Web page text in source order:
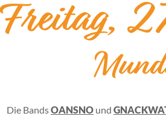
Freitag,
Die BandsOANSNO und